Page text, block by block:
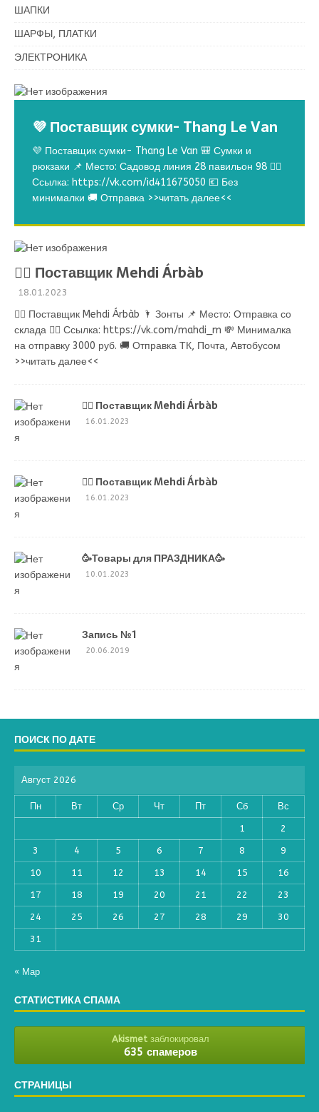
ШАПКИ
ШАРФЫ, ПЛАТКИ
ЭЛЕКТРОНИКА
💜 Поставщик сумки- Thang Le Van
💜 Поставщик сумки- Thang Le Van 🎒 Сумки и
рюкзаки 📌 Место: Садовод линия 28 павильон 98 👉🏻
Ссылка: https://vk.com/id411675050 💶 Без
минималки 🚚 Отправка >>читать далее<<
💁‍♂ Поставщик Mehdi Árbàb
18.01.2023
💁‍♂ Поставщик Mehdi Árbàb 🌂 Зонты 📌 Место: Отправка со
склада 👉🏻 Ссылка: https://vk.com/mahdi_m 💸 Минималка
на отправку 3000 руб. 🚚 Отправка ТК, Почта, Автобусом
>>читать далее<<
💁‍♂ Поставщик Mehdi Árbàb
16.01.2023
💁‍♂ Поставщик Mehdi Árbàb
16.01.2023
🥳Товары для ПРАЗДНИКА🥳
10.01.2023
Запись №1
20.06.2019
ПОИСК ПО ДАТЕ
Август 2026
Пн Вт Ср Чт Пт Сб Вс
1 2
3 4 5 6 7 8 9
10 11 12 13 14 15 16
17 18 19 20 21 22 23
24 25 26 27 28 29 30
31
« Мар
СТАТИСТИКА СПАМА
Akismetзаблокировал
635 спамеров
СТРАНИЦЫ